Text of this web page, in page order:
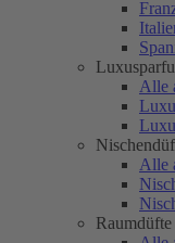
Alle
Alle
Raumdüfte